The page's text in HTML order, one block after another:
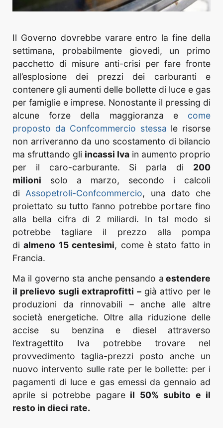
Il Governo dovrebbe varare entro la fine della
settimana, probabilmente giovedì, un primo
pacchetto di misure anti-crisi per fare fronte
all’esplosione dei prezzi dei carburanti e
contenere gli aumenti delle bollette di luce e gas
per famiglie e imprese. Nonostante il pressing di
alcune forze della maggioranza e come
proposto da Confcommercio stessa le risorse
non arriveranno da uno scostamento di bilancio
ma sfruttando gli incassi Iva in aumento proprio
per il caro-carburante. Si parla di 200
milioni solo a marzo, secondo i calcoli
diAssopetroli-Confcommercio, una dato che
proiettato su tutto l’anno potrebbe portare fino
alla bella cifra di 2 miliardi. In tal modo si
potrebbe tagliare il prezzo alla pompa
dialmeno 15 centesimi, come è stato fatto in
Francia.
Ma il governo sta anche pensando a estendere
il prelievo sugli extraprofitti –già attivo per le
produzioni da rinnovabili – anche alle altre
società energetiche. Oltre alla riduzione delle
accise su benzina e diesel attraverso
l’extragettito Iva potrebbe trovare nel
provvedimento taglia-prezzi posto anche un
nuovo intervento sulle rate per le bollette: per i
pagamenti di luce e gas emessi da gennaio ad
aprile si potrebbe pagareil 50% subito e il
resto in dieci rate.